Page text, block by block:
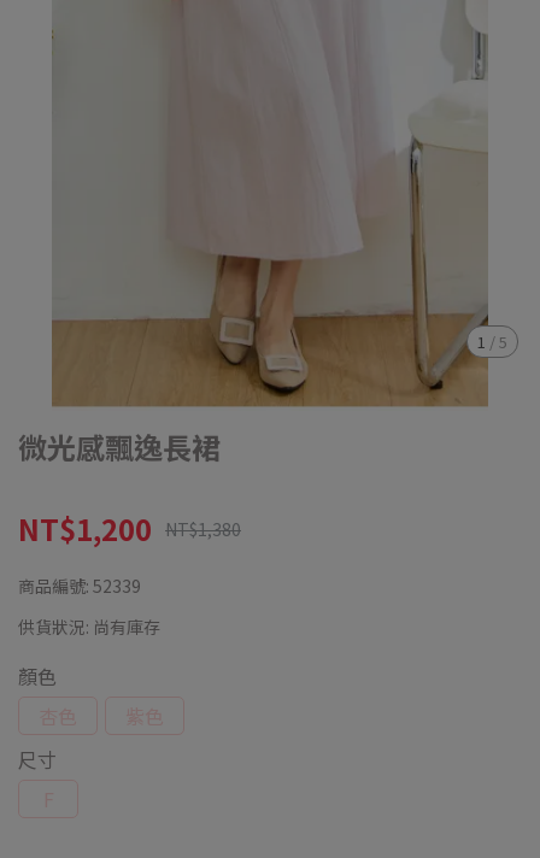
1 /5
微光感飄逸長裙
NT$1,200 NT$1,380
商品編號: 52339
供貨狀況: 尚有庫存
顏色
尺寸